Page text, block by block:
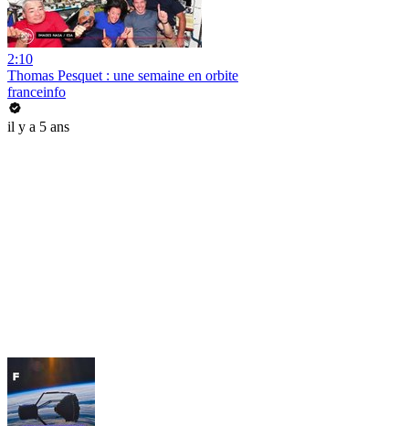
2:10
Thomas Pesquet : une semaine en orbite
franceinfo
il y a 5 ans